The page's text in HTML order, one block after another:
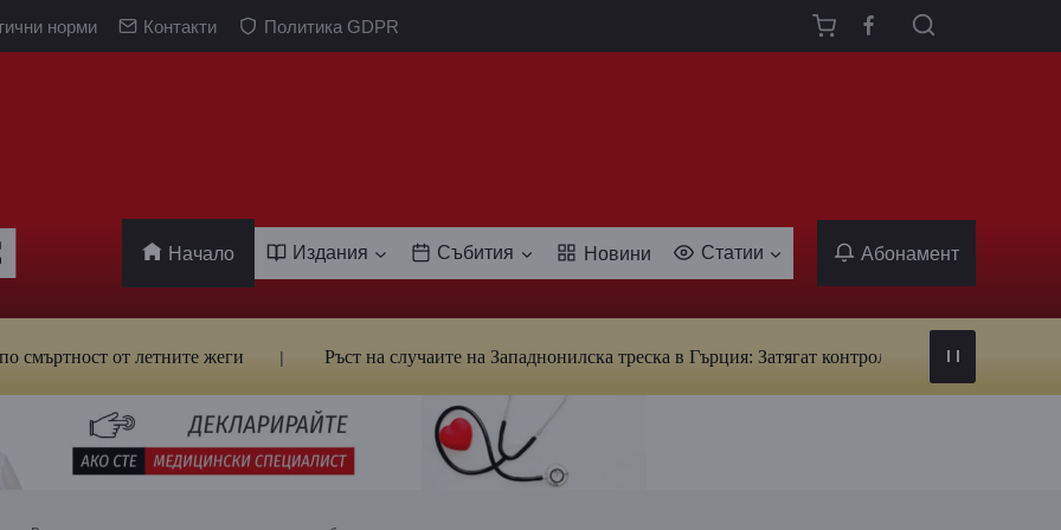
норми Контакти Политика GDPR
Начало Издания Събития Новини Статии Абонамент
от летните жеги Ръст на случаите на Западнонилска треска в Гърция: Затягат контрола над кръводаряването